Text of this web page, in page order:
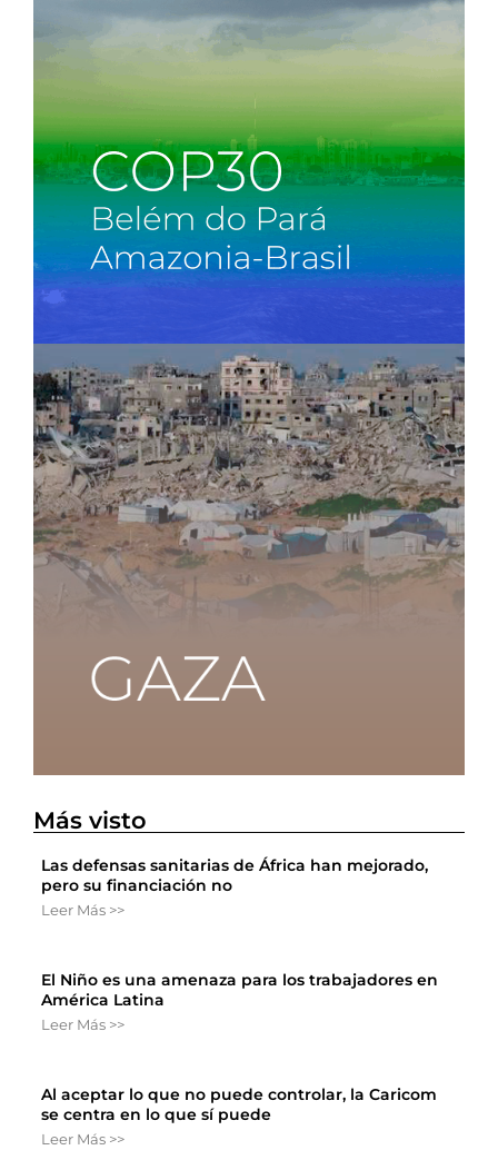
Más visto
Las defensas sanitarias de África han mejorado,
pero su financiación no
Leer Más >>
El Niño es una amenaza para los trabajadores en
América Latina
Leer Más >>
Al aceptar lo que no puede controlar, la Caricom
se centra en lo que sí puede
Leer Más >>